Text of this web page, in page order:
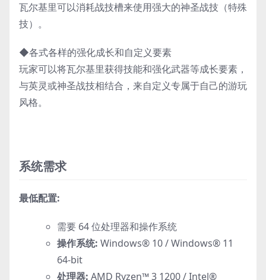
瓦尔基里可以消耗战技槽来使用强大的神圣战技（特殊
技）。
◆各式各样的强化成长和自定义要素
玩家可以将瓦尔基里获得技能和强化武器等成长要素，
与英灵或神圣战技相结合，来自定义专属于自己的游玩
风格。
系统需求
最低配置:
需要 64 位处理器和操作系统
操作系统: Windows® 10 / Windows® 11
64-bit
处理器: AMD Ryzen™ 3 1200 / Intel®